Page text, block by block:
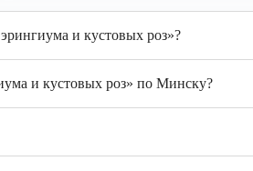
и кустовых роз»?
и кустовых роз» по Минску?